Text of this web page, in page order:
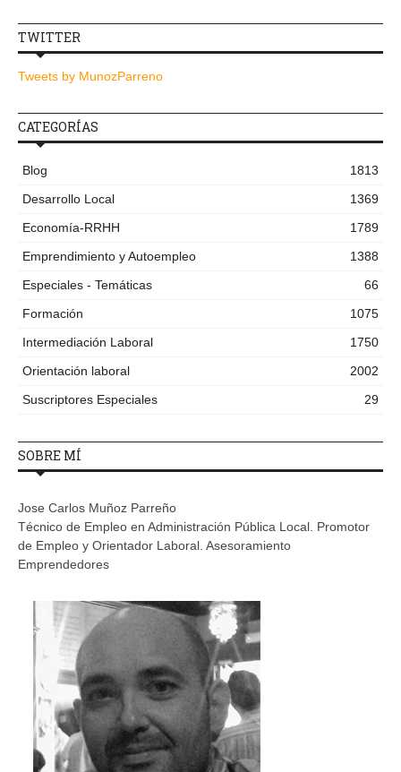
TWITTER
Tweets by MunozParreno
CATEGORÍAS
Blog
1813
Desarrollo Local
1369
Economía-RRHH
1789
Emprendimiento y Autoempleo
1388
Especiales - Temáticas
66
Formación
1075
Intermediación Laboral
1750
Orientación laboral
2002
Suscriptores Especiales
29
SOBRE MÍ
Jose Carlos Muñoz Parreño
Técnico de Empleo en Administración Pública Local. Promotor
de Empleo y Orientador Laboral. Asesoramiento
Emprendedores